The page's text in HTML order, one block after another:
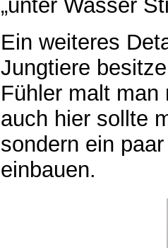
„unter Wasser
Ein weiteres
Jungtiere
Fühler malt
auch hier sollte
sondern ein
einbauen.